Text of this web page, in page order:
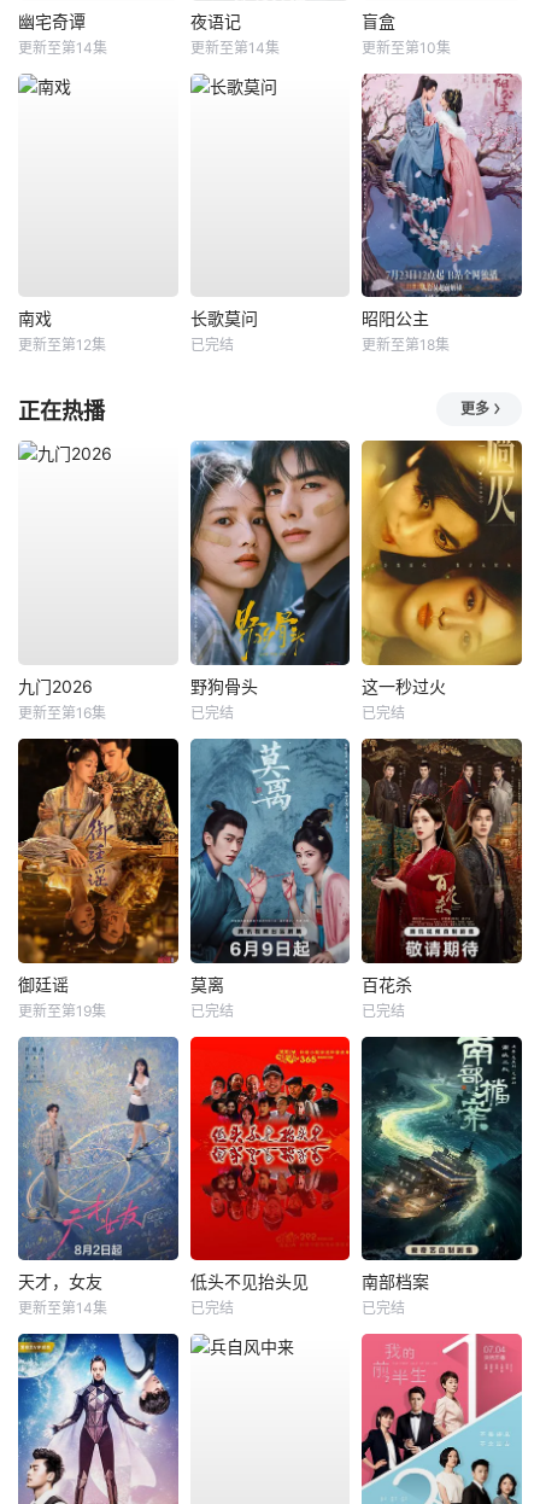
幽宅奇谭
更新至第14集
夜语记
更新至第14集
盲盒
更新至第10集
南戏
更新至第12集
长歌莫问
已完结
昭阳公主
更新至第18集
正在热播 更多
九门2026
更新至第16集
野狗骨头
已完结
这一秒过火
已完结
御廷谣
更新至第19集
莫离
已完结
百花杀
已完结
天才，女友
更新至第14集
低头不见抬头见
已完结
南部档案
已完结